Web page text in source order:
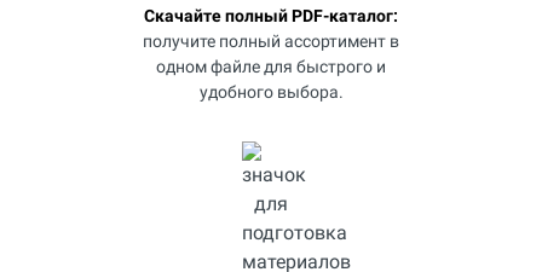
Скачайте полный PDF-каталог:
получите полный ассортимент в
одном файле для быстрого и
удобного выбора.